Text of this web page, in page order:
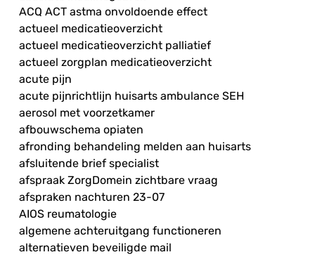
ACQ ACT astma onvoldoende effect
actueel medicatieoverzicht
actueel medicatieoverzicht palliatief
actueel zorgplan medicatieoverzicht
acute pijn
acute pijnrichtlijn huisarts ambulance SEH
aerosol met voorzetkamer
afbouwschema opiaten
afronding behandeling melden aan huisarts
afsluitende brief specialist
afspraak ZorgDomein zichtbare vraag
afspraken nachturen 23-07
AIOS reumatologie
algemene achteruitgang functioneren
alternatieven beveiligde mail